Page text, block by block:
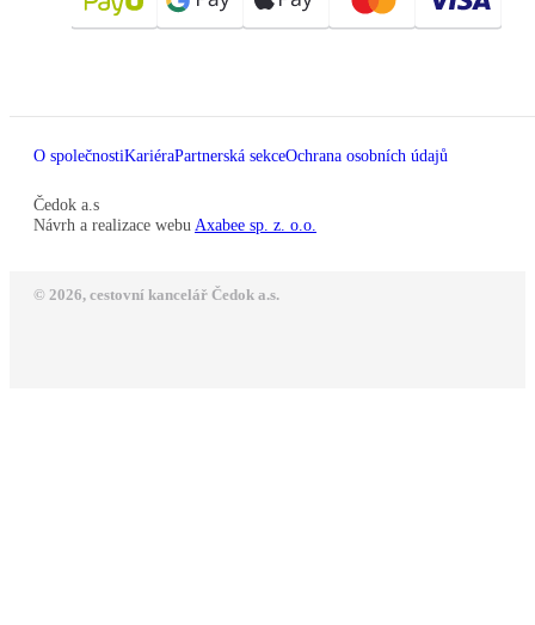
O společnostiKariéraPartnerská sekceOchrana osobních údajů
Čedok a.s
Návrh a realizace webu Axabee sp. z. o.o.
© 2026, cestovní kancelář Čedok a.s.